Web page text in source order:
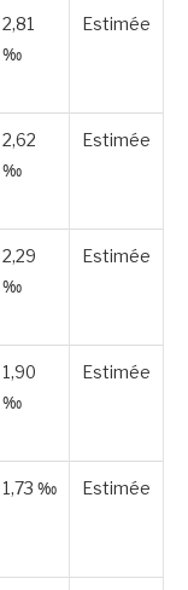
2,81
‰
Estimée
2,62
‰
Estimée
2,29
‰
Estimée
1,90
‰
Estimée
1,73 ‰ Estimée